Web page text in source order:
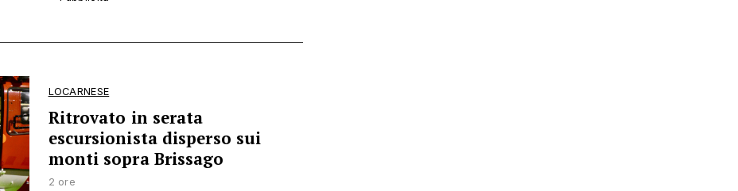
LOCARNESE
Ritrovato in serata
escursionista disperso sui
monti sopra Brissago
2 ore